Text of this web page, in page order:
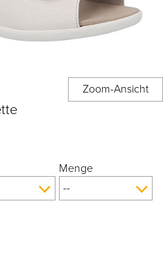
Menge